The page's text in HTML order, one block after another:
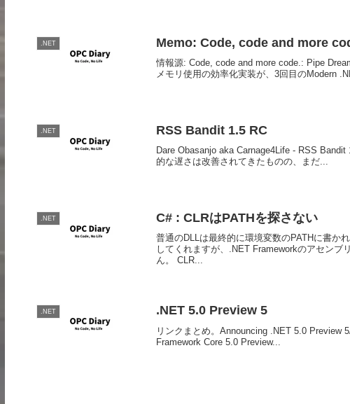
.NET Memo: Code, code and more
情報源: Code, code and more code.: Pipe
メモリ使用の効率化実装が、3回目のModern
.NET RSS Bandit 1.5 RC
Dare Obasanjo aka Carnage4Life - RSS
的な遅さは改善されてきたものの、まだ...
.NET C# : CLRはPATHを探さない
普通のDLLは最終的に環境変数のPATHに書か
してくれますが、.NET Frameworkのアセンブ
ん。 CLR...
.NET .NET 5.0 Preview 5
リンクまとめ。Announcing .NET 5.0 Preview
Framework Core 5.0 Preview...